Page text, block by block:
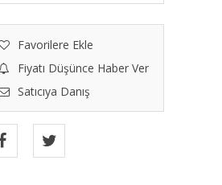
Favorilere Ekle
Fiyatı Düşünce Haber Ver
Satıcıya Danış